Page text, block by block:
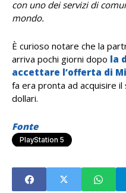
con uno dei servizi di
mondo.
È curioso notare che la
arriva pochi giorni dopo la
accettare l’offerta di
fa era pronta ad acquisire
dollari.
Fonte
PlayStation 5